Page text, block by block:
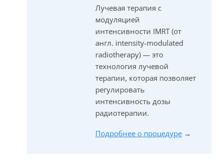
Лучевая терапия с
модуляцией
интенсивности IMRT (от
англ. intensity-modulated
radiotherapy) — это
технология лучевой
терапии, которая позволяет
регулировать
интенсивность дозы
радиотерапии.
Подробнее о процедуре →